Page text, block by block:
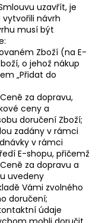
uzavřít, je
návrh
musí být
Zboží (na E-
o jehož nákup
„Přidat do
za dopravu,
ceny a
doručení Zboží;
zadány v rámci
v rámci
E-shopu, přičemž
za dopravu a
uvedeny
Vámi zvolného
doručení;
údaje